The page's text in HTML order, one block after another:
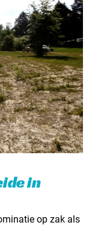
in
op zak als